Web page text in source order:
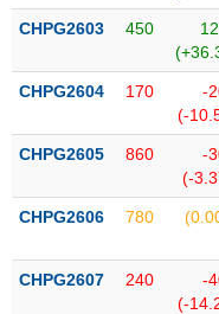
yết
dõi
biệt
được
ký
Danh
CHPG2603 450
CHPG2604 170
-
(-
CHPG2605 860
-
(-
CHPG2606 780
CHPG2607 240
-
(-
CÔNG
CỤ
TƯ
DỮ
LIỆU